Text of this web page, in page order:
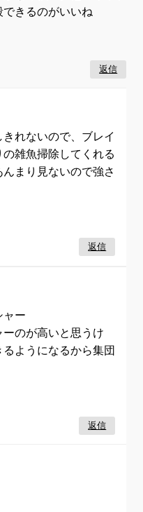
きるのがいいね
返信
れないので、ブレイ
雑魚掃除してくれる
まり見ないので強さ
返信
ャー
のが高いと思うけ
ようになるから集団
返信